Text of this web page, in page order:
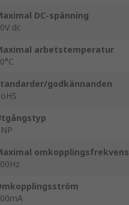
DC-spänning
dc
arbetstemperatur
godkännanden
omkopplingsfrekvens